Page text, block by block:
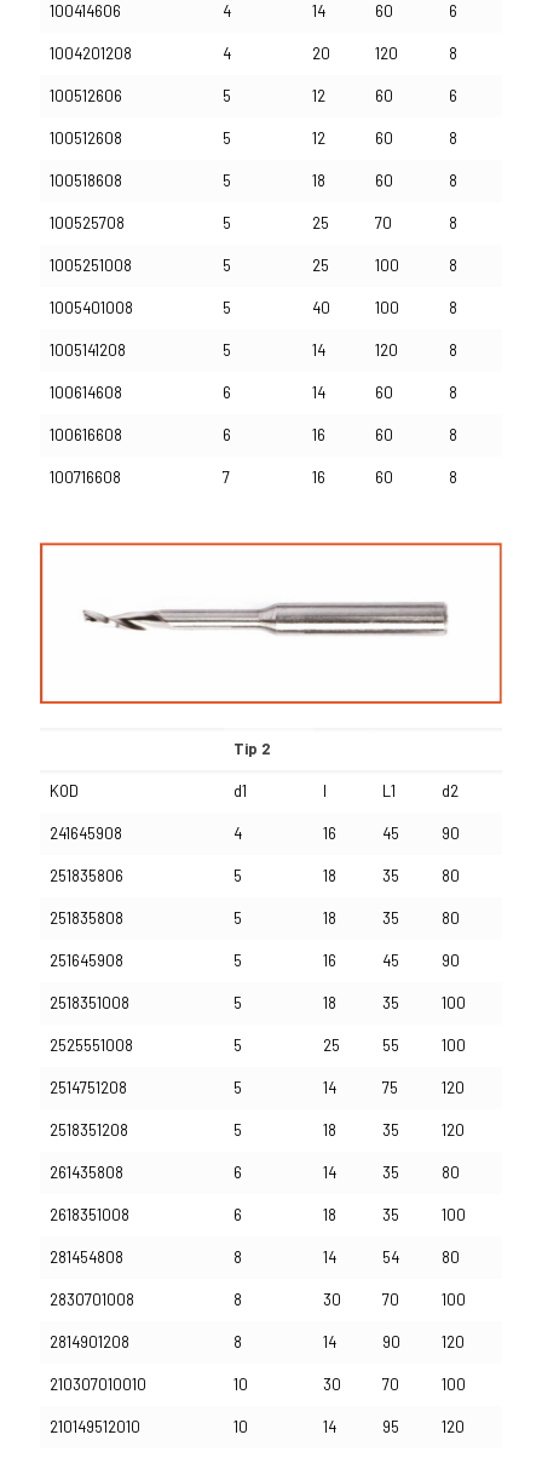
100414606 4 14 60 6
1004201208 4 20 120 8
100512606 5 12 60 6
100512608 5 12 60 8
100518608 5 18 60 8
100525708 5 25 70 8
1005251008 5 25 100 8
1005401008 5 40 100 8
1005141208 5 14 120 8
100614608 6 14 60 8
100616608 6 16 60 8
100716608 7 16 60 8
Tip 2
KOD d1 l L1 d2
241645908 4 16 45 90
251835806 5 18 35 80
251835808 5 18 35 80
251645908 5 16 45 90
2518351008 5 18 35 100
2525551008 5 25 55 100
2514751208 5 14 75 120
2518351208 5 18 35 120
261435808 6 14 35 80
2618351008 6 18 35 100
281454808 8 14 54 80
2830701008 8 30 70 100
2814901208 8 14 90 120
210307010010 10 30 70 100
210149512010 10 14 95 120